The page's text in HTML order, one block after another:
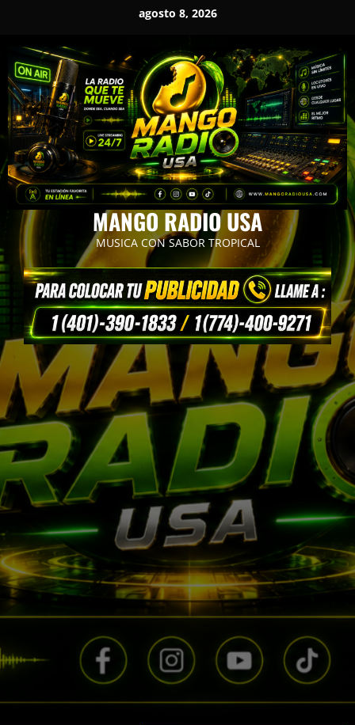
contenido
agosto 8, 2026
MANGO RADIO USA
MUSICA CON SABOR TROPICAL